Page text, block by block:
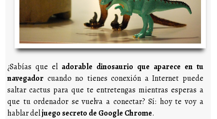
¿Sabías que el adorable dinosaurio que aparece en tu
navegador cuando no tienes conexión a Internet puede
saltar cactus para que te entretengas mientras esperas a
que tu ordenador se vuelva a conectar? Sí: hoy te voy a
hablar deljuego secreto de Google Chrome.